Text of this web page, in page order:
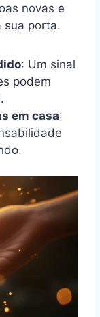
novas e
sua porta.
: Um sinal
podem
em casa: